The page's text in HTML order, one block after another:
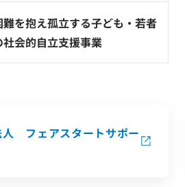
難を抱え孤立する子ども・若者
社会的自立支援事業
人 フェアスタートサポー